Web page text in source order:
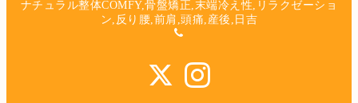
ナチュラル整体COMFY,骨盤矯正,末端冷え性,リラクゼーショ
ン,反り腰,前肩,頭痛,産後,日吉